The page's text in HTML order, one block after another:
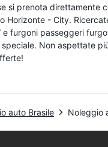
si prenota direttamente
Horizonte - City.
furgoni passeggeri
Non aspettate
auto Brasile Noleggio